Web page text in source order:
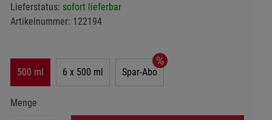
Lieferstatus: sofort lieferbar
Artikelnummer: 122194
500 ml 6 x 500 ml Spar-Abo
Menge